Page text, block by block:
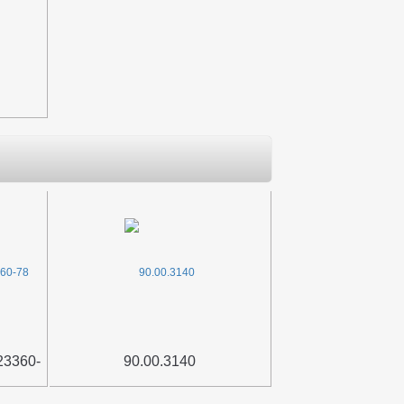
90.00.3140